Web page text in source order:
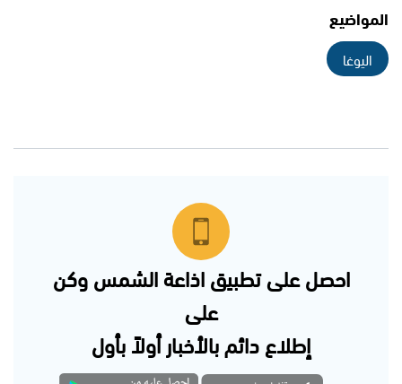
المواضيع
اليوغا
احصل على تطبيق اذاعة الشمس وكن
على
إطلاع دائم بالأخبار أولاً بأول